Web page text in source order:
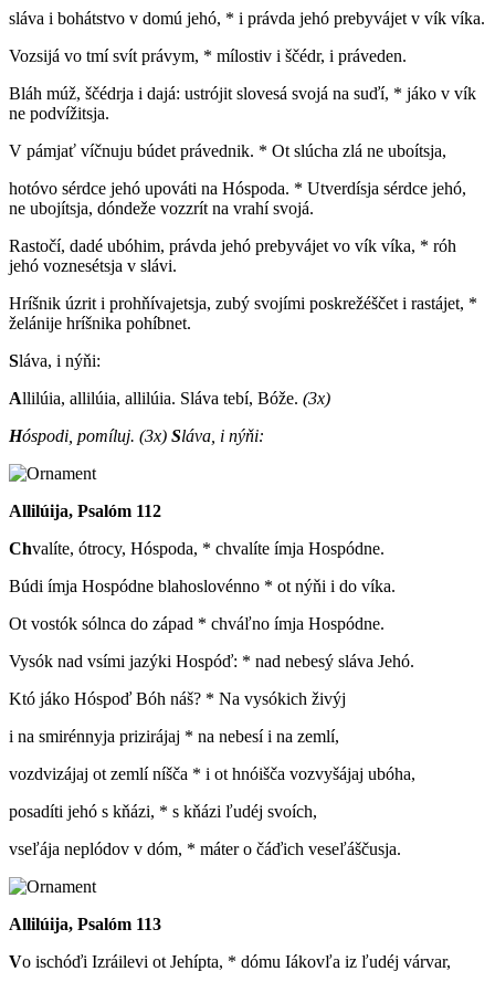
sláva i bohátstvo v domú jehó, * i právda jehó prebyvájet v vík víka.
Vozsijá vo tmí svít právym, * mílostiv i ščédr, i práveden.
Bláh múž, ščédrja i dajá: ustrójit slovesá svojá na suďí, * jáko v vík
ne podvížitsja.
V pámjať víčnuju búdet právednik. * Ot slúcha zlá ne uboítsja,
hotóvo sérdce jehó upováti na Hóspoda. * Utverdísja sérdce jehó,
ne ubojítsja, dóndeže vozzrít na vrahí svojá.
Rastočí, dadé ubóhim, právda jehó prebyvájet vo vík víka, * róh
jehó voznesétsja v slávi.
Hríšnik úzrit i prohňívajetsja, zubý svojími poskrežéščet i rastájet, *
želánije hríšnika pohíbnet.
Sláva, i nýňi:
Allilúia, allilúia, allilúia. Sláva tebí, Bóže. (3x)
Hóspodi, pomíluj. (3x) Sláva, i nýňi:
Allilúija, Psalóm 112
Chvalíte, ótrocy, Hóspoda, * chvalíte ímja Hospódne.
Búdi ímja Hospódne blahoslovénno * ot nýňi i do víka.
Ot vostók sólnca do západ * chváľno ímja Hospódne.
Vysók nad vsími jazýki Hospóď: * nad nebesý sláva Jehó.
Któ jáko Hóspoď Bóh náš? * Na vysókich živýj
i na smirénnyja prizirájaj * na nebesí i na zemlí,
vozdvizájaj ot zemlí níšča * i ot hnóišča vozvyšájaj ubóha,
posadíti jehó s kňázi, * s kňázi ľudéj svoích,
vseľája neplódov v dóm, * máter o čáďich veseľáščusja.
Allilúija, Psalóm 113
Vo ischóďi Izráilevi ot Jehípta, * dómu Iákovľa iz ľudéj várvar,